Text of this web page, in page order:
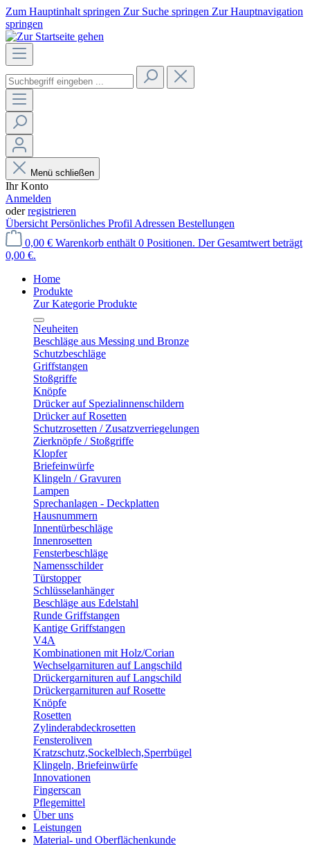
Zum Hauptinhalt springen Zur Suche springen Zur Hauptnavigation
springen
Menü schließen
Ihr Konto
Anmelden
oderregistrieren
Übersicht Persönliches Profil Adressen Bestellungen
0,00 € Warenkorb enthält 0 Positionen. Der Gesamtwert beträgt
0,00 €.
Home
Produkte
Zur Kategorie Produkte
Neuheiten
Beschläge aus Messing und Bronze
Schutzbeschläge
Griffstangen
Stoßgriffe
Knöpfe
Drücker auf Spezialinnenschildern
Drücker auf Rosetten
Schutzrosetten / Zusatzverriegelungen
Zierknöpfe / Stoßgriffe
Klopfer
Briefeinwürfe
Klingeln / Gravuren
Lampen
Sprechanlagen - Deckplatten
Hausnummern
Innentürbeschläge
Innenrosetten
Fensterbeschläge
Namensschilder
Türstopper
Schlüsselanhänger
Beschläge aus Edelstahl
Runde Griffstangen
Kantige Griffstangen
V4A
Kombinationen mit Holz/Corian
Wechselgarnituren auf Langschild
Drückergarnituren auf Langschild
Drückergarnituren auf Rosette
Knöpfe
Rosetten
Zylinderabdeckrosetten
Fensteroliven
Kratzschutz,Sockelblech,Sperrbügel
Klingeln, Briefeinwürfe
Innovationen
Fingerscan
Pflegemittel
Über uns
Leistungen
Material- und Oberflächenkunde